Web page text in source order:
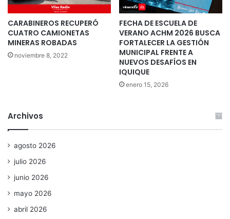
CARABINEROS RECUPERÓ
CUATRO CAMIONETAS
MINERAS ROBADAS
noviembre 8, 2022
FECHA DE ESCUELA DE
VERANO ACHM 2026 BUSCA
FORTALECER LA GESTIÓN
MUNICIPAL FRENTE A
NUEVOS DESAFÍOS EN
IQUIQUE
enero 15, 2026
Archivos
agosto 2026
julio 2026
junio 2026
mayo 2026
abril 2026